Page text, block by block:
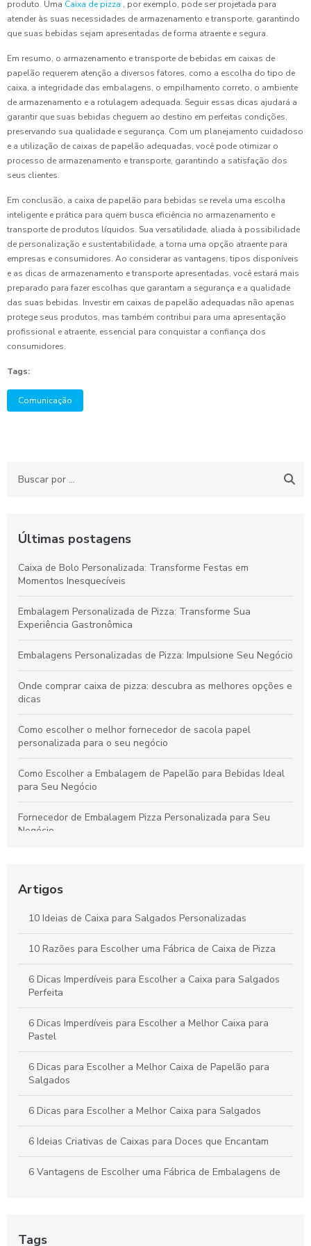
produto. Uma Caixa de pizza , por exemplo, pode ser projetada para
atender às suas necessidades de armazenamento e transporte, garantindo
que suas bebidas sejam apresentadas de forma atraente e segura.
Em resumo, o armazenamento e transporte de bebidas em caixas de
papelão requerem atenção a diversos fatores, como a escolha do tipo de
caixa, a integridade das embalagens, o empilhamento correto, o ambiente
de armazenamento e a rotulagem adequada. Seguir essas dicas ajudará a
garantir que suas bebidas cheguem ao destino em perfeitas condições,
preservando sua qualidade e segurança. Com um planejamento cuidadoso
e a utilização de caixas de papelão adequadas, você pode otimizar o
processo de armazenamento e transporte, garantindo a satisfação dos
seus clientes.
Em conclusão, a caixa de papelão para bebidas se revela uma escolha
inteligente e prática para quem busca eficiência no armazenamento e
transporte de produtos líquidos. Sua versatilidade, aliada à possibilidade
de personalização e sustentabilidade, a torna uma opção atraente para
empresas e consumidores. Ao considerar as vantagens, tipos disponíveis
e as dicas de armazenamento e transporte apresentadas, você estará mais
preparado para fazer escolhas que garantam a segurança e a qualidade
das suas bebidas. Investir em caixas de papelão adequadas não apenas
protege seus produtos, mas também contribui para uma apresentação
profissional e atraente, essencial para conquistar a confiança dos
consumidores.
Tags:
Comunicação
Últimas postagens
Caixa de Bolo Personalizada: Transforme Festas em
Momentos Inesquecíveis
Embalagem Personalizada de Pizza: Transforme Sua
Experiência Gastronômica
Embalagens Personalizadas de Pizza: Impulsione Seu Negócio
Onde comprar caixa de pizza: descubra as melhores opções e
dicas
Como escolher o melhor fornecedor de sacola papel
personalizada para o seu negócio
Como Escolher a Embalagem de Papelão para Bebidas Ideal
para Seu Negócio
Fornecedor de Embalagem Pizza Personalizada para Seu
Negócio
festa
Como Escolher a Melhor Caixa Pizza Personalizada para Seu
Negócio
Artigos
10 Ideias de Caixa para Salgados Personalizadas
10 Razões para Escolher uma Fábrica de Caixa de Pizza
6 Dicas Imperdíveis para Escolher a Caixa para Salgados
Perfeita
6 Dicas Imperdíveis para Escolher a Melhor Caixa para
Pastel
6 Dicas para Escolher a Melhor Caixa de Papelão para
Salgados
6 Dicas para Escolher a Melhor Caixa para Salgados
6 Ideias Criativas de Caixas para Doces que Encantam
6 Vantagens de Escolher uma Fábrica de Embalagens de
Tags